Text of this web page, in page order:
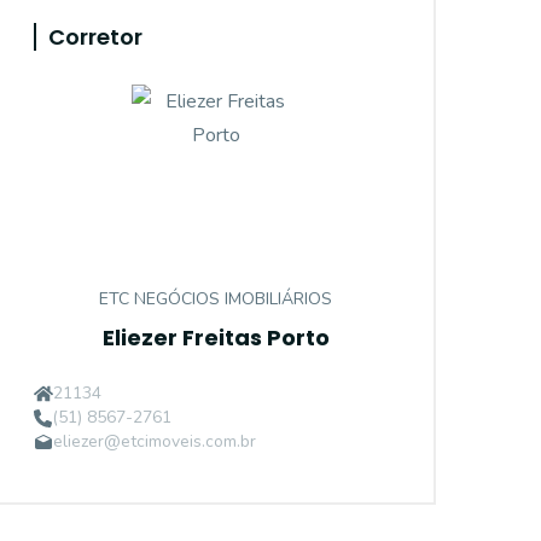
Corretor
ETC NEGÓCIOS IMOBILIÁRIOS
Eliezer Freitas Porto
21134
(51) 8567-2761
eliezer@etcimoveis.com.br